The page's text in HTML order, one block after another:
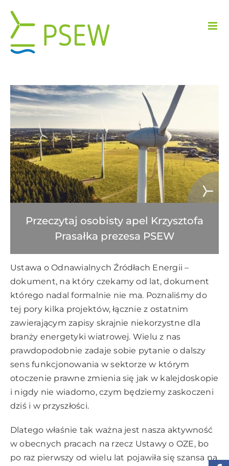
zawartości
Przeczytaj osobisty apel Krzysztofa
Prasałka prezesa PSEW
Ustawa o Odnawialnych Źródłach Energii –
dokument, na który czekamy od lat, dokument
którego nadal formalnie nie ma. Poznaliśmy do
tej pory kilka projektów, łącznie z ostatnim
zawierającym zapisy skrajnie niekorzystne dla
branży energetyki wiatrowej. Wielu z nas
prawdopodobnie zadaje sobie pytanie o dalszy
sens funkcjonowania w sektorze w którym
otoczenie prawne zmienia się jak w kalejdoskopie
i nigdy nie wiadomo, czym będziemy zaskoczeni
dziś i w przyszłości.
Dlatego właśnie tak ważna jest nasza aktywność
w obecnych pracach na rzecz Ustawy o OZE, bo
po raz pierwszy od wielu lat pojawiła się szansa na